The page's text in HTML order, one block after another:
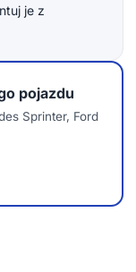
je z
pojazdu
Sprinter, Ford